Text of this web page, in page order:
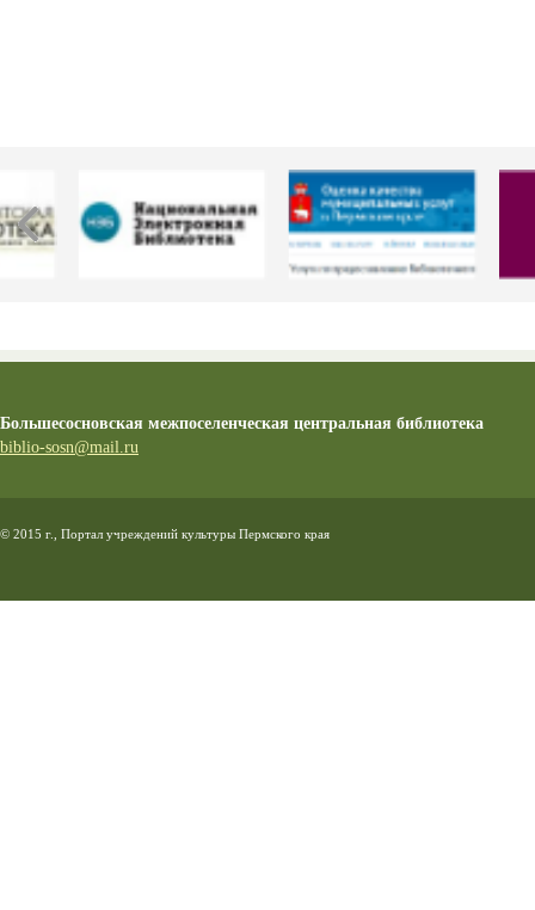
Большесосновская межпоселенческая центральная библиотека
biblio-sosn@mail.ru
© 2015 г., Портал учреждений культуры Пермского края